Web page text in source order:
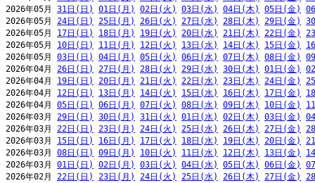
2026年05月 31日(日) 01日(月) 02日(火) 03日(水) 04日(木) 05日(金)
2026年05月 24日(日) 25日(月) 26日(火) 27日(水) 28日(木) 29日(金)
2026年05月 17日(日) 18日(月) 19日(火) 20日(水) 21日(木) 22日(金)
2026年05月 10日(日) 11日(月) 12日(火) 13日(水) 14日(木) 15日(金)
2026年05月 03日(日) 04日(月) 05日(火) 06日(水) 07日(木) 08日(金)
2026年04月 26日(日) 27日(月) 28日(火) 29日(水) 30日(木) 01日(金)
2026年04月 19日(日) 20日(月) 21日(火) 22日(水) 23日(木) 24日(金)
2026年04月 12日(日) 13日(月) 14日(火) 15日(水) 16日(木) 17日(金)
2026年04月 05日(日) 06日(月) 07日(火) 08日(水) 09日(木) 10日(金)
2026年03月 29日(日) 30日(月) 31日(火) 01日(水) 02日(木) 03日(金)
2026年03月 22日(日) 23日(月) 24日(火) 25日(水) 26日(木) 27日(金)
2026年03月 15日(日) 16日(月) 17日(火) 18日(水) 19日(木) 20日(金)
2026年03月 08日(日) 09日(月) 10日(火) 11日(水) 12日(木) 13日(金)
2026年03月 01日(日) 02日(月) 03日(火) 04日(水) 05日(木) 06日(金)
2026年02月 22日(日) 23日(月) 24日(火) 25日(水) 26日(木) 27日(金)